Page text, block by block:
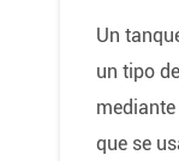
Un
un tipo
que se